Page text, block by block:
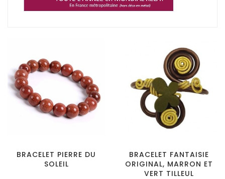
pour...
BRACELET PIERRE DU
SOLEIL
BRACELET FANTAISIE
ORIGINAL, MARRON ET
VERT TILLEUL